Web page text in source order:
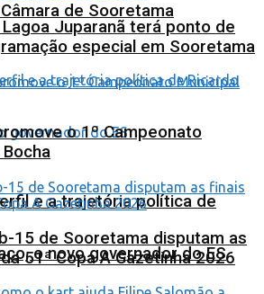
de Sooretama
e a trajetória política de
o novo governador do ES
Juparanã terá ponto de
especial em Sooretama
o 1º Campeonato
15 de Sooretama disputam as
51ª Copa A Gazetinha 2026